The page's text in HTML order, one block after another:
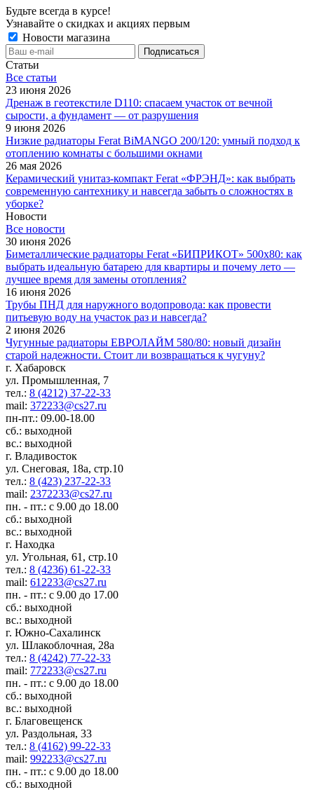
Будьте всегда в курсе!
Узнавайте о скидках и акциях первым
Новости магазина
Статьи
Все cтатьи
23 июня 2026
Дренаж в геотекстиле D110: спасаем участок от вечной
сырости, а фундамент — от разрушения
9 июня 2026
Низкие радиаторы Ferat BiMANGO 200/120: умный подход к
отоплению комнаты с большими окнами
26 мая 2026
Керамический унитаз-компакт Ferat «ФРЭНД»: как выбрать
современную сантехнику и навсегда забыть о сложностях в
уборке?
Новости
Все новости
30 июня 2026
Биметаллические радиаторы Ferat «БИПРИКОТ» 500x80: как
выбрать идеальную батарею для квартиры и почему лето —
лучшее время для замены отопления?
16 июня 2026
Трубы ПНД для наружного водопровода: как провести
питьевую воду на участок раз и навсегда?
2 июня 2026
Чугунные радиаторы ЕВРОЛАЙМ 580/80: новый дизайн
старой надежности. Стоит ли возвращаться к чугуну?
г. Хабаровск
ул. Промышленная, 7
тел.: 8 (4212) 37-22-33
mail: 372233@cs27.ru
пн-пт.: 09.00-18.00
сб.: выходной
вс.: выходной
г. Владивосток
ул. Снеговая, 18а, стр.10
тел.: 8 (423) 237-22-33
mail: 2372233@cs27.ru
пн. - пт.: с 9.00 до 18.00
сб.: выходной
вс.: выходной
г. Находка
ул. Угольная, 61, стр.10
тел.: 8 (4236) 61-22-33
mail: 612233@cs27.ru
пн. - пт.: с 9.00 до 17.00
сб.: выходной
вс.: выходной
г. Южно-Сахалинск
ул. Шлакоблочная, 28а
тел.: 8 (4242) 77-22-33
mail: 772233@cs27.ru
пн. - пт.: с 9.00 до 18.00
сб.: выходной
вс.: выходной
г. Благовещенск
ул. Раздольная, 33
тел.: 8 (4162) 99-22-33
mail: 992233@cs27.ru
пн. - пт.: с 9.00 до 18.00
сб.: выходной